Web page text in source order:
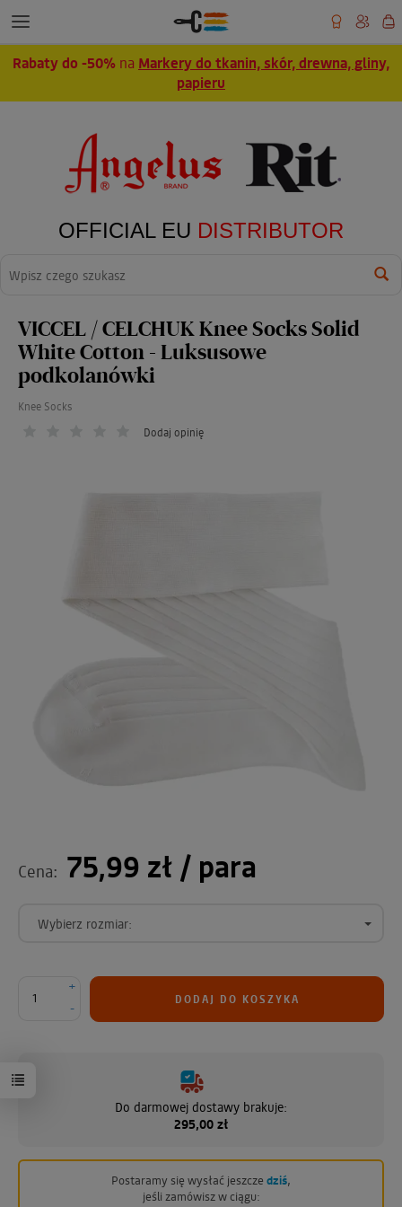
Rabaty do -50% na Markery do tkanin, skór, drewna, gliny,
papieru
OFFICIAL EU DISTRIBUTOR
VICCEL / CELCHUK Knee Socks Solid
White Cotton - Luksusowe
podkolanówki
Knee Socks
Dodaj opinię
Cena: 75,99 zł / para
Wybierz rozmiar:
-
+
DODAJ DO KOSZYKA
Do darmowej dostawy brakuje:
295,00 zł
Postaramy się wysłać jeszcze dziś,
jeśli zamówisz w ciągu: